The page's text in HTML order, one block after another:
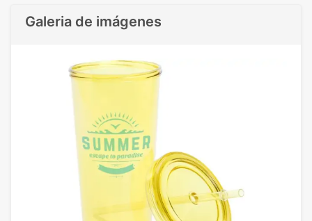
Galeria de imágenes